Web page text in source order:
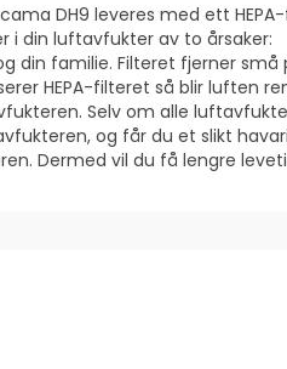
DH9 leveres med ett
i din luftavfukter av to årsaker:
din familie. Filteret fjerner
HEPA-filteret så blir luften
Selv om alle
og får du et slikt
Dermed vil du få lengre